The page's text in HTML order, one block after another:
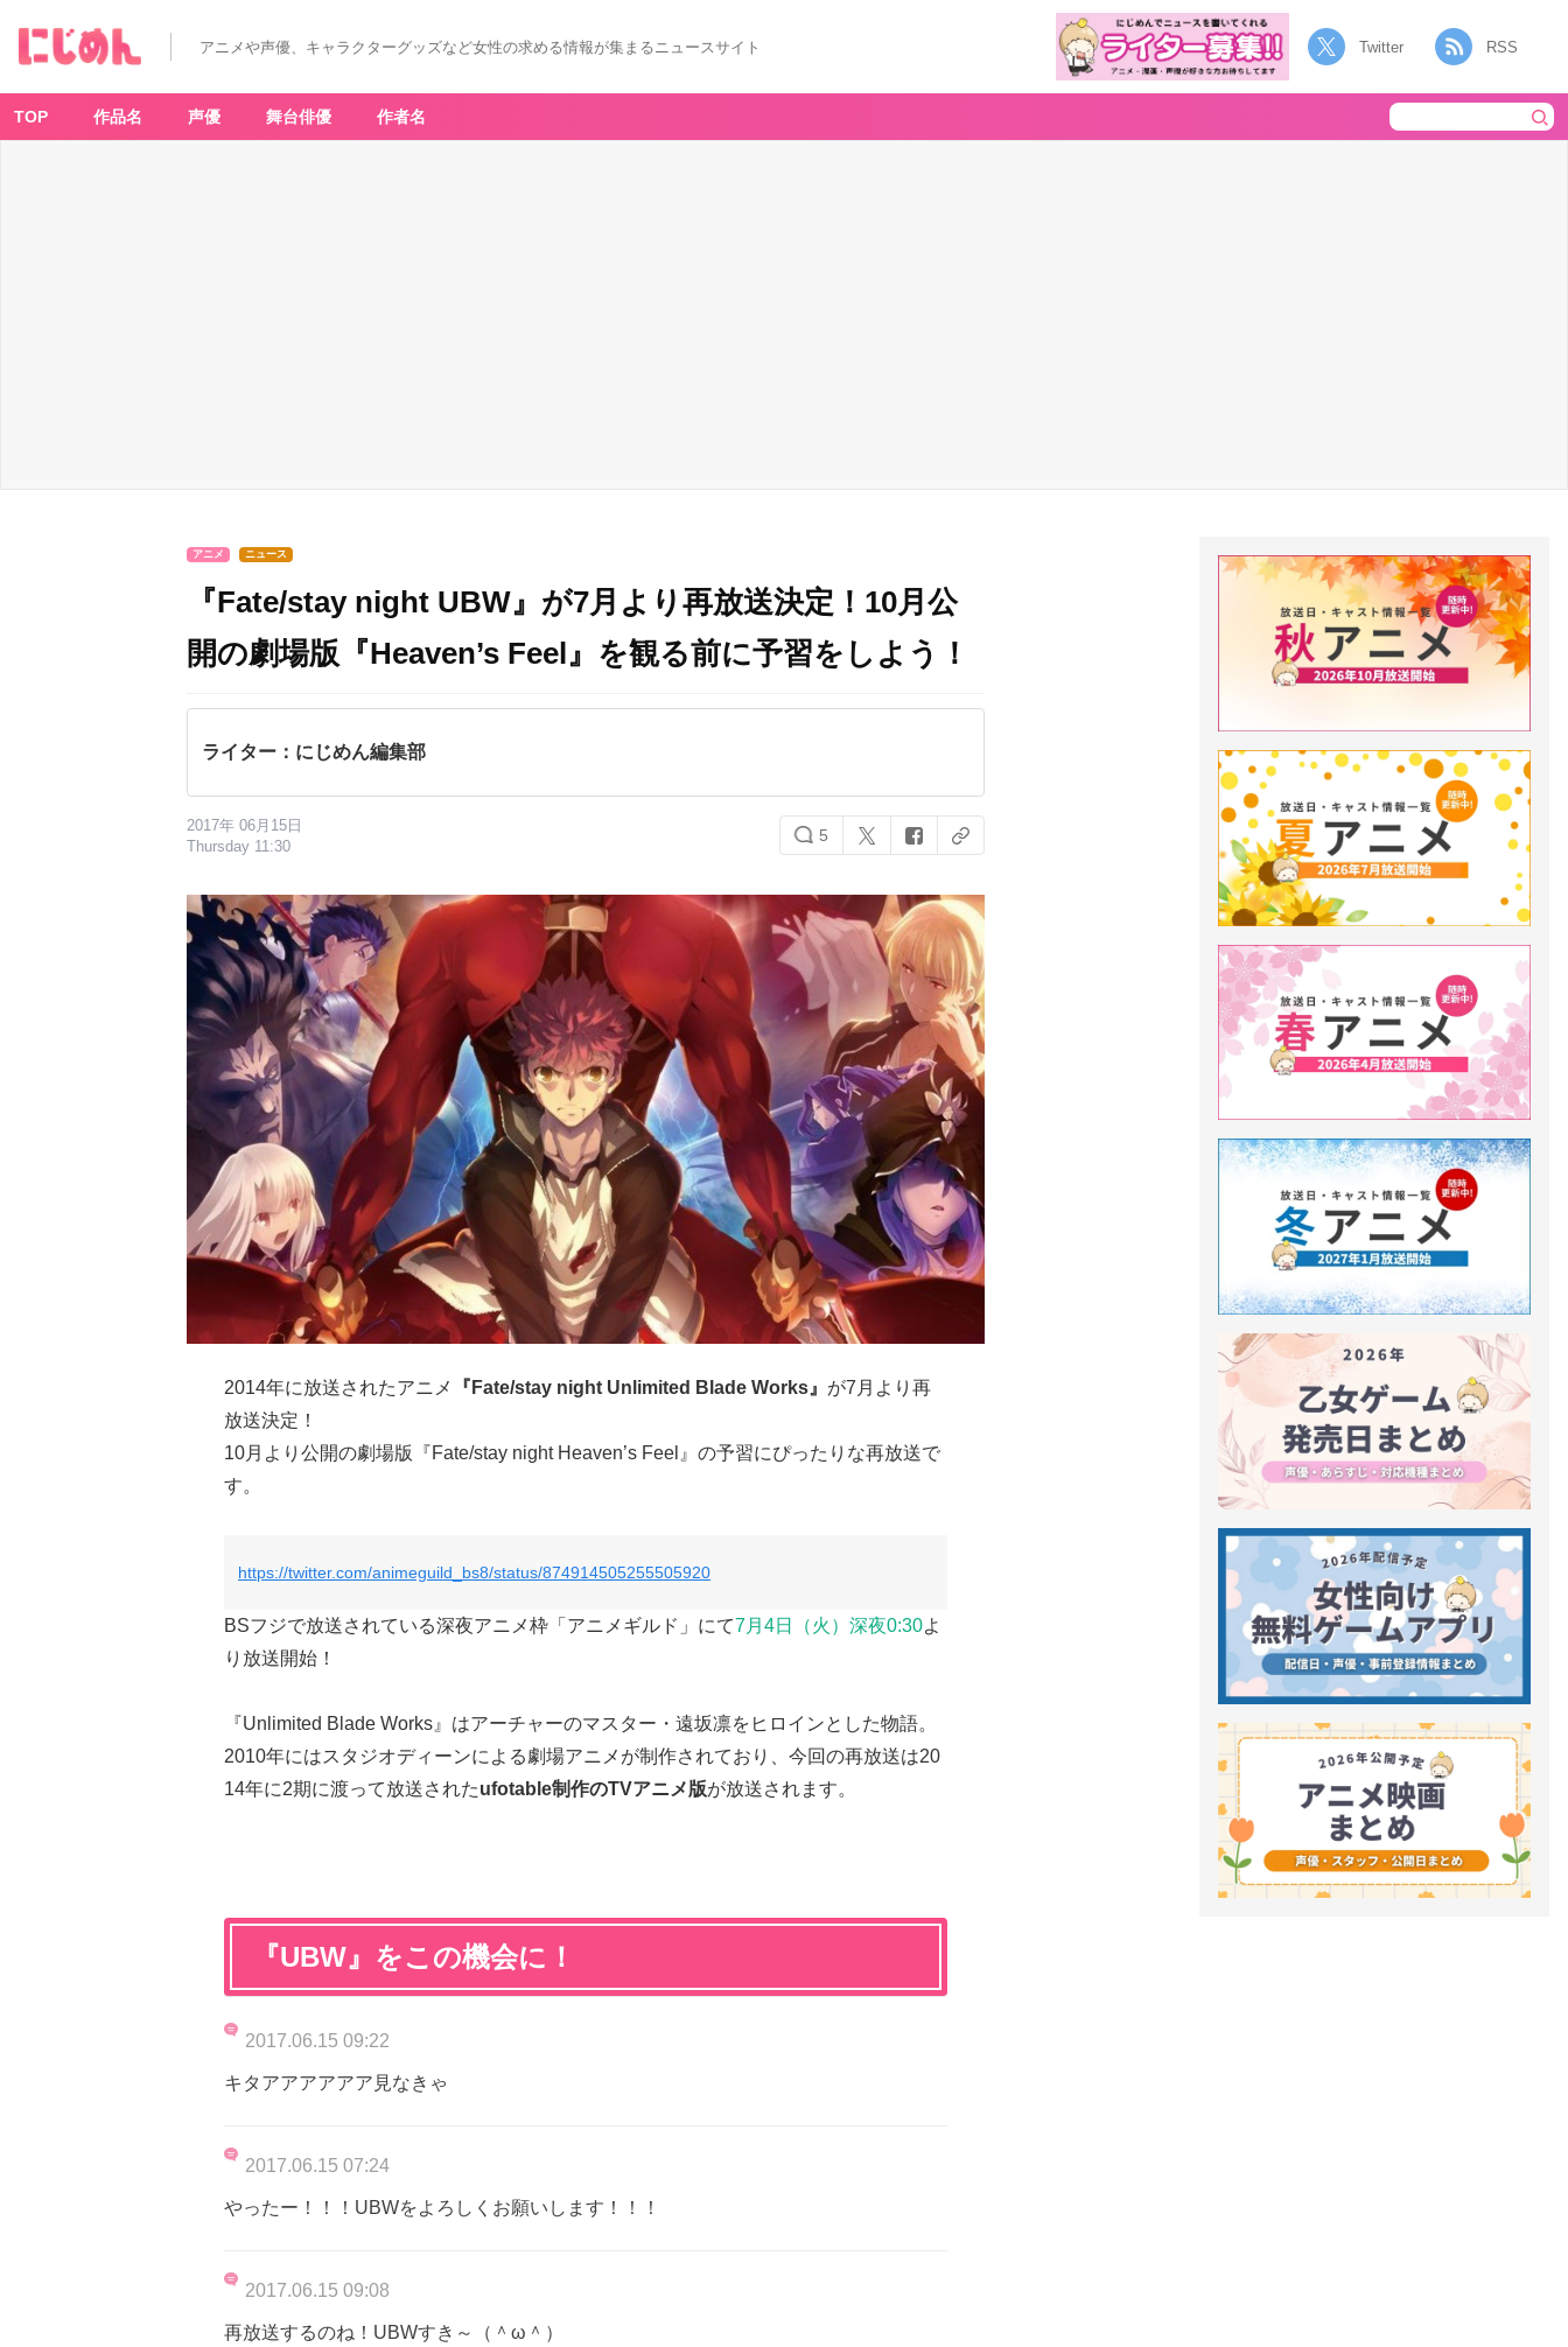
アニメや声優、キャラクターグッズなど女性の求める情報が集まるニュースサイト Twitter RSS
TOP 作品名 声優 舞台俳優 作者名
アニメ ニュース
『Fate/stay night UBW』が7月より再放送決定！10月公
開の劇場版『Heaven’s Feel』を観る前に予習をしよう！
ライター：にじめん編集部
2017年 06月15日
Thursday 11:30
5
2014年に放送されたアニメ 『Fate/stay night Unlimited Blade Works』 が7月より再
放送決定！
10月より公開の劇場版『Fate/stay night Heaven’s Feel』の予習にぴったりな再放送で
す。
https://twitter.com/animeguild_bs8/status/874914505255505920
BSフジで放送されている深夜アニメ枠「アニメギルド」にて7月4日（火）深夜0:30よ
り放送開始！
『Unlimited Blade Works』はアーチャーのマスター・遠坂凛をヒロインとした物語。
2010年にはスタジオディーンによる劇場アニメが制作されており、今回の再放送は20
14年に2期に渡って放送されたufotable制作のTVアニメ版が放送されます。
『UBW』をこの機会に！
2017.06.15 09:22
キタアアアアアア見なきゃ
2017.06.15 07:24
やったー！！！UBWをよろしくお願いします！！！
2017.06.15 09:08
再放送するのね！UBWすき～（＾ω＾）